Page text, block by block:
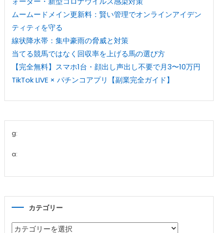
ムームードメイン更新料：賢い管理でオンラインアイデン
ティティを守る
線状降水帯：集中豪雨の脅威と対策
当てる競馬ではなく回収率を上げる馬の選び方
【完全無料】スマホ1台・顔出し声出し不要で月3〜10万円
TikTok LIVE × パチンコアプリ【副業完全ガイド】
g:
a:
カテゴリー
カ